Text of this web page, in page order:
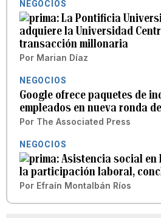
NEGOCIOS
La Pontificia
adquiere la Universidad
transacción millonaria
Por Marian Díaz
NEGOCIOS
Google ofrece paquetes de
empleados en nueva ronda
Por The Associated Press
NEGOCIOS
Asistencia social en
la participación laboral,
Por Efraín Montalbán Ríos